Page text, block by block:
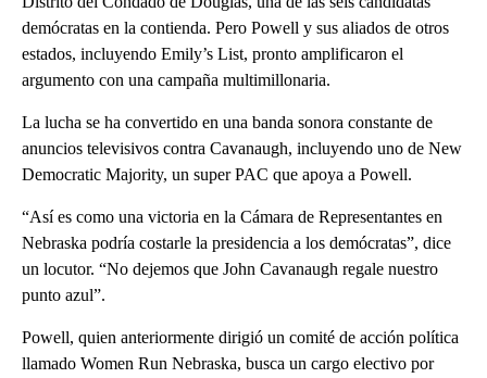
demócratas en la contienda. Pero Powell y sus aliados de otros
estados, incluyendo Emily’s List, pronto amplificaron el
argumento con una campaña multimillonaria.
La lucha se ha convertido en una banda sonora constante de
anuncios televisivos contra Cavanaugh, incluyendo uno de New
Democratic Majority, un super PAC que apoya a Powell.
“Así es como una victoria en la Cámara de Representantes en
Nebraska podría costarle la presidencia a los demócratas”, dice
un locutor. “No dejemos que John Cavanaugh regale nuestro
punto azul”.
Powell, quien anteriormente dirigió un comité de acción política
llamado Women Run Nebraska, busca un cargo electivo por